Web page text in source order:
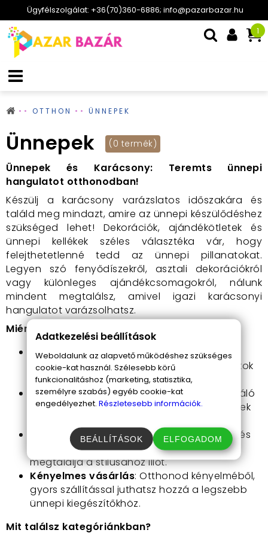
Ügyfélszolgálat: +36(70)360-6886; info@pazarbazar.hu
1
OTTHON ÜNNEPEK
Ünnepek (0 termék)
Ünnepek és Karácsony: Teremts ünnepi
hangulatot otthonodban!
Készülj a karácsony varázslatos időszakára és
találd meg mindazt, amire az ünnepi készülődéshez
szükséged lehet! Dekorációk, ajándékötletek és
ünnepi kellékek széles választéka vár, hogy
felejthetetlenné tedd az ünnepi pillanatokat.
Legyen szó fenyődíszekről, asztali dekorációkról
vagy különleges ajándékcsomagokról, nálunk
mindent megtalálsz, amivel igazi karácsonyi
hangulatot varázsolhatsz.
Miért vásárolj nálunk?
Széles választék: Ünnepi dekorációk,
karácsonyfadíszek, fényfüzérek és ajándékok
széles kínálatával várunk.
Prémium minőség: Kínálatunkban csak kiváló
minőségű, tartós és stílusos ünnepi termékek
Trendek és klasszikusok: Aktuális trendek és
időtálló ünnepi klasszikusok, hogy mindenki
megtalálja a stílusához illőt.
Kényelmes vásárlás: Otthonod kényelméből,
gyors szállítással juthatsz hozzá a legszebb
ünnepi kiegészítőkhöz.
Mit találsz kategóriánkban?
Adatkezelési beállítások
Weboldalunk az alapvető működéshez szükséges
cookie-kat használ. Szélesebb körű
funkcionalitáshoz (marketing, statisztika,
személyre szabás) egyéb cookie-kat
engedélyezhet. Részletesebb információk.
BEÁLLÍTÁSOK ELFOGADOM